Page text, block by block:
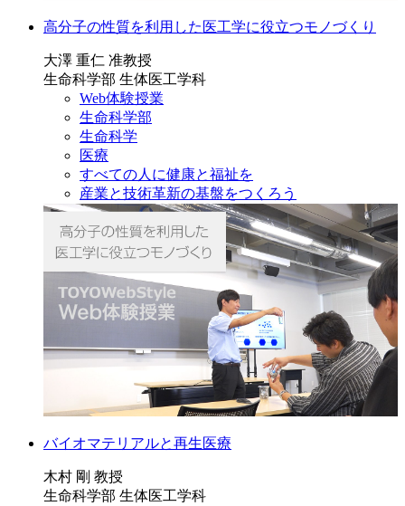
高分子の性質を利用した医工学に役立つモノづくり
大澤 重仁 准教授
生命科学部 生体医工学科
Web体験授業
生命科学部
生命科学
医療
すべての人に健康と福祉を
産業と技術革新の基盤をつくろう
バイオマテリアルと再生医療
木村 剛 教授
生命科学部 生体医工学科